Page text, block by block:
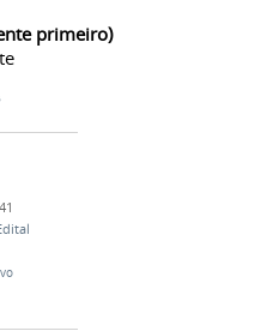
primeiro)
CAMPUS